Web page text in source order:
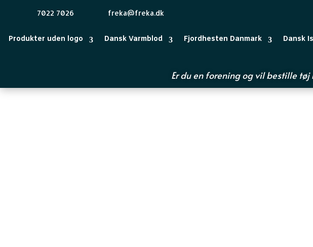
7022 7026 freka@freka.dk
Produkter uden logo Dansk Varmblod Fjordhesten Danmark Dansk
Er du en forening og vil bestille